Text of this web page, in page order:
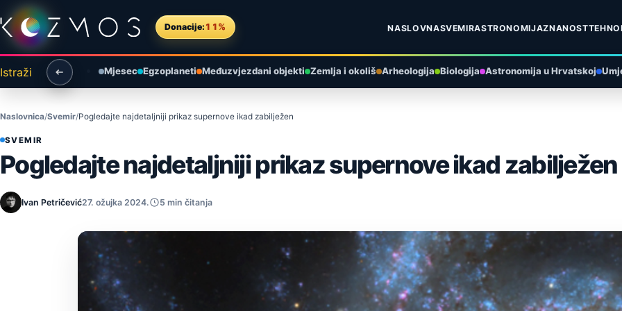
Preskoči na sadržaj
Donacije: 11% NASLOVNASVEMIRASTRONOMIJAZNANOST
Istraži Mjesec Egzoplaneti Međuzvjezdani objekti Zemlja i okoliš Arheologija Biologija Astronomija u Hrvatskoj
Naslovnica Svemir Pogledajte najdetaljniji prikaz supernove ikad zabilježen
SVEMIR
Pogledajte najdetaljniji prikaz supernove ikad zabilježen
Ivan Petričević27. ožujka 2024. 5 min čitanja